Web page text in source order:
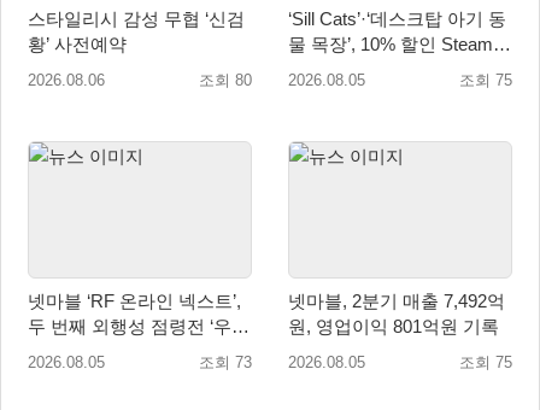
스타일리시 감성 무협 ‘신검
황’ 사전예약
2026.08.06 조회 80
‘Sill Cats’·‘데스크탑 아기 동
물 목장’, 10% 할인 Steam
번들 판매
2026.08.05 조회 75
넷마블 ‘RF 온라인 넥스트’,
두 번째 외행성 점령전 ‘우샤
스 워존’ 등 업데이트 실시
2026.08.05 조회 73
넷마블, 2분기 매출 7,492억
원, 영업이익 801억원 기록
2026.08.05 조회 75